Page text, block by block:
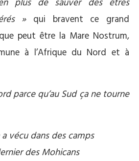
» qui bravent ce grand
peut être la Mare Nostrum,
à l’Afrique du Nord et à
parce qu’au Sud ça ne tourne
vécu dans des camps
des Mohicans